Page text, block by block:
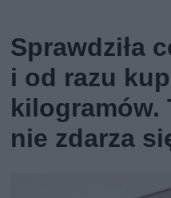
Sprawdziła
i od razu
kilogramów.
nie zdarza